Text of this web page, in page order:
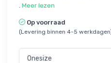
Meer lezen
Op voorraad
(Levering binnen 4-5